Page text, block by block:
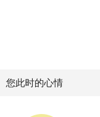
您此时的心情